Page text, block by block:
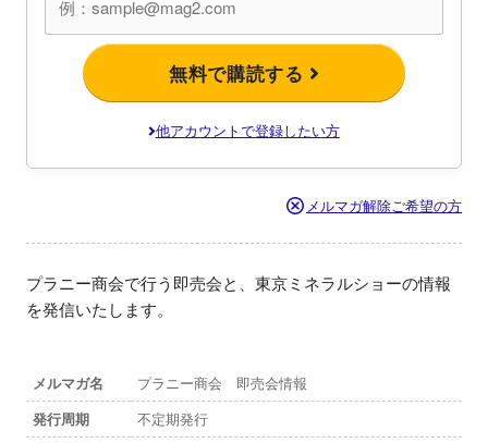
無料で購読する
他アカウントで登録したい方
メルマガ解除ご希望の方
プラニー商会で行う即売会と、東京ミネラルショーの情報
を発信いたします。
メルマガ名
プラニー商会 即売会情報
発行周期
不定期発行